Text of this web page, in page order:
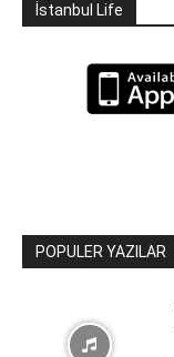
İstanbul Life
POPULER YAZILAR